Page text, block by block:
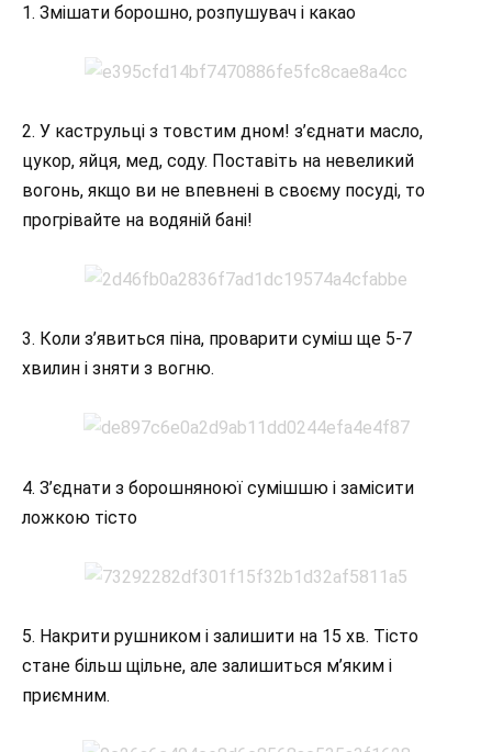
1. Змішати борошно, розпушувач і какао
2. У каструльці з товстим дном! з’єднати масло,
цукор, яйця, мед, соду. Поставіть на невеликий
вогонь, якщо ви не впевнені в своєму посуді, то
прогрівайте на водяній бані!
3. Коли з’явиться піна, проварити суміш ще 5-7
хвилин і зняти з вогню.
4. З’єднати з борошняноюї сумішшю і замісити
ложкою тісто
5. Накрити рушником і залишити на 15 хв. Тісто
стане більш щільне, але залишиться м’яким і
приємним.